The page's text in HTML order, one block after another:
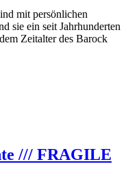
mit persönlichen
sie ein seit Jahrhunderten
Zeitalter des Barock
/// FRAGILE